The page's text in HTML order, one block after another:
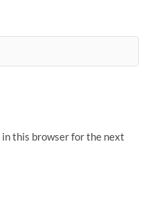
in this browser for the next